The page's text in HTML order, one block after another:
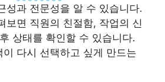
성과 전문성을 알 수 있습니다.
보면 직원의 친절함, 작업의 신
상태를 확인할 수 있습니다.
다시 선택하고 싶게 만드는